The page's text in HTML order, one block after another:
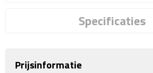
Auto Accessoires
Specificaties
Prijsinformatie